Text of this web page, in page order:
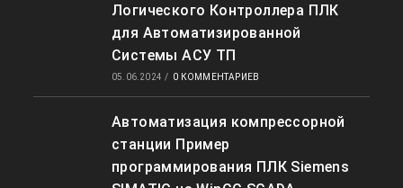
Логического Контроллера ПЛК
для Автоматизированной
Системы АСУ ТП
05.06.2024 / 0 КОММЕНТАРИЕВ
Автоматизация компрессорной
станции Пример
программирования ПЛК Siemens